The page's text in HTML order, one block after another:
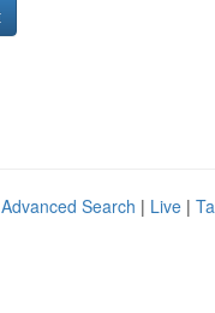
Advanced Search | Live |